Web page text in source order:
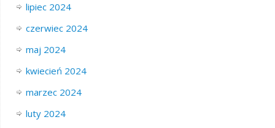
lipiec 2024
czerwiec 2024
maj 2024
kwiecień 2024
marzec 2024
luty 2024